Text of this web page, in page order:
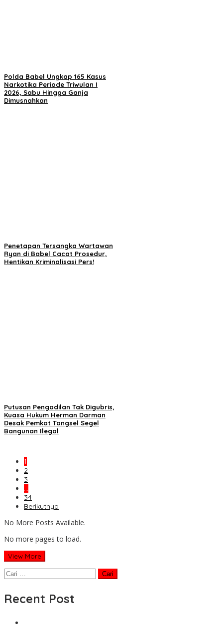
Polda Babel Ungkap 165 Kasus
Narkotika Periode Triwulan I
2026, Sabu Hingga Ganja
Dimusnahkan
Penetapan Tersangka Wartawan
Ryan di Babel Cacat Prosedur,
Hentikan Kriminalisasi Pers!
Putusan Pengadilan Tak Digubris,
Kuasa Hukum Herman Darman
Desak Pemkot Tangsel Segel
Bangunan Ilegal
1
2
3
…
34
Berikutnya
No More Posts Available.
No more pages to load.
View More
Cari
untuk:
Recent Post